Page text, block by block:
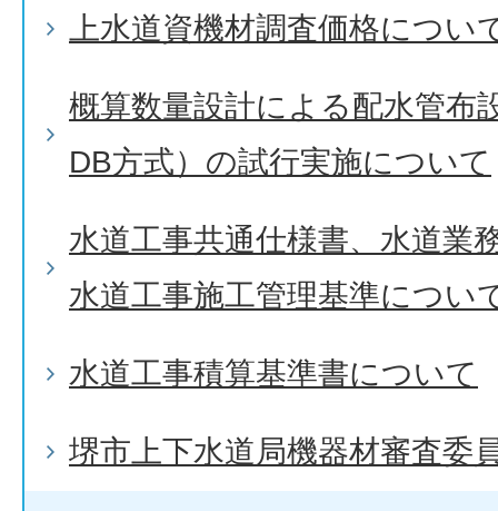
上水道資機材調査価格につい
概算数量設計による配水管布
DB方式）の試行実施について
水道工事共通仕様書、水道業
水道工事施工管理基準につい
水道工事積算基準書について
堺市上下水道局機器材審査委